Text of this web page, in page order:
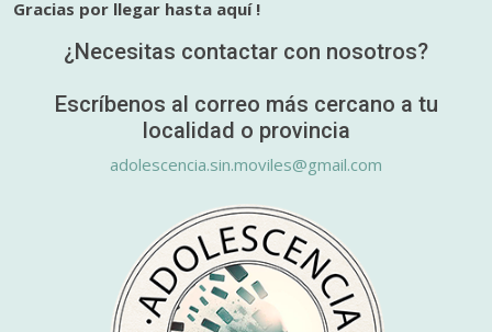
Gracias por llegar hasta aquí !
¿Necesitas contactar con nosotros?
Escríbenos al correo más cercano a tu
localidad o provincia
adolescencia.sin.moviles@gmail.com